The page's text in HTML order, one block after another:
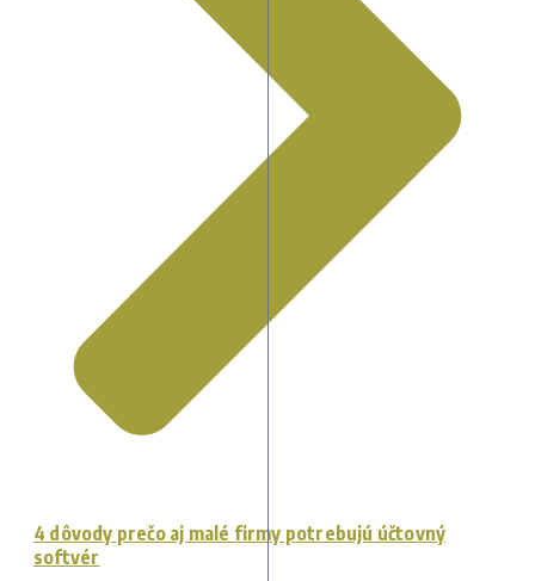
4 dôvody prečo aj malé firmy potrebujú účtovný
softvér